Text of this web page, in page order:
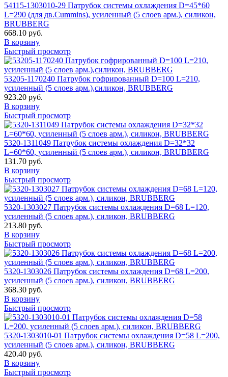
54115-1303010-29 Патрубок системы охлаждения D=45*60
L=290 (для дв.Cummins), усиленный (5 слоев арм.), силикон,
BRUBBERG
668.10 руб.
В корзину
Быстрый просмотр
53205-1170240 Патрубок гофрированный D=100 L=210,
усиленный (5 слоев арм.),силикон, BRUBBERG
923.20 руб.
В корзину
Быстрый просмотр
5320-1311049 Патрубок системы охлаждения D=32*32
L=60*60, усиленный (5 слоев арм.), силикон, BRUBBERG
131.70 руб.
В корзину
Быстрый просмотр
5320-1303027 Патрубок системы охлаждения D=68 L=120,
усиленный (5 слоев арм.), силикон, BRUBBERG
213.80 руб.
В корзину
Быстрый просмотр
5320-1303026 Патрубок системы охлаждения D=68 L=200,
усиленный (5 слоев арм.), силикон, BRUBBERG
368.30 руб.
В корзину
Быстрый просмотр
5320-1303010-01 Патрубок системы охлаждения D=58 L=200,
усиленный (5 слоев арм.), силикон, BRUBBERG
420.40 руб.
В корзину
Быстрый просмотр